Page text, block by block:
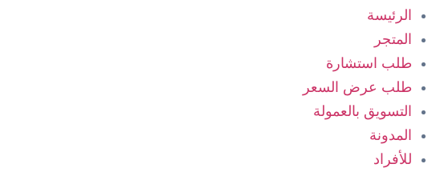
الرئيسة
المتجر
طلب استشارة
طلب عرض السعر
التسويق بالعمولة
المدونة
للأفراد